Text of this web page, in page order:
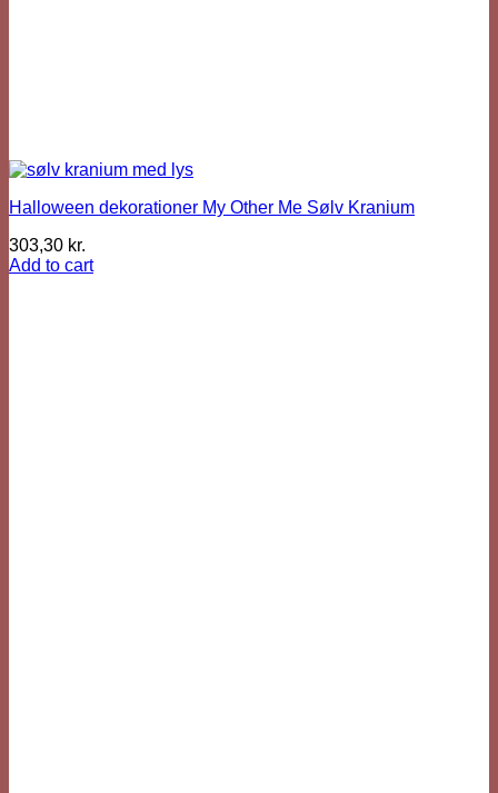
Halloween dekorationer My Other Me Sølv Kranium
303,30 kr.
Add to cart